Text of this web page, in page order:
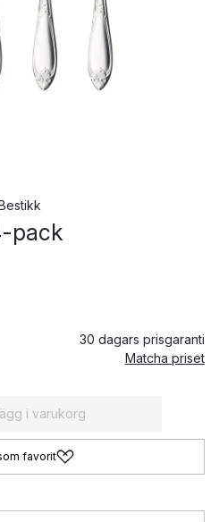
pack
30 dagars prisgaranti
Matcha priset
i varukorg
favorit